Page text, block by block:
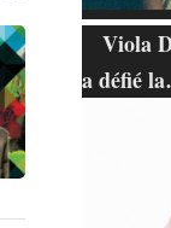
Viola
a défié